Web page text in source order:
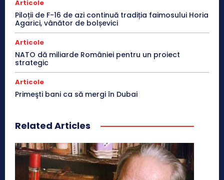
Articole
Piloții de F-16 de azi continuă tradiția faimosului Horia
Agarici, vânător de bolșevici
Articole
NATO dă miliarde României pentru un proiect
strategic
Articole
Primeşti bani ca să mergi în Dubai
Related Articles